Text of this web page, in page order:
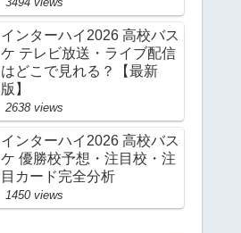
インターハイ2026 高校バス
ケ テレビ放送・ライブ配信
はどこで見れる？【最新
版】
2638 views
インターハイ2026 高校バス
ケ 優勝校予想・注目校・注
目カード完全分析
1450 views